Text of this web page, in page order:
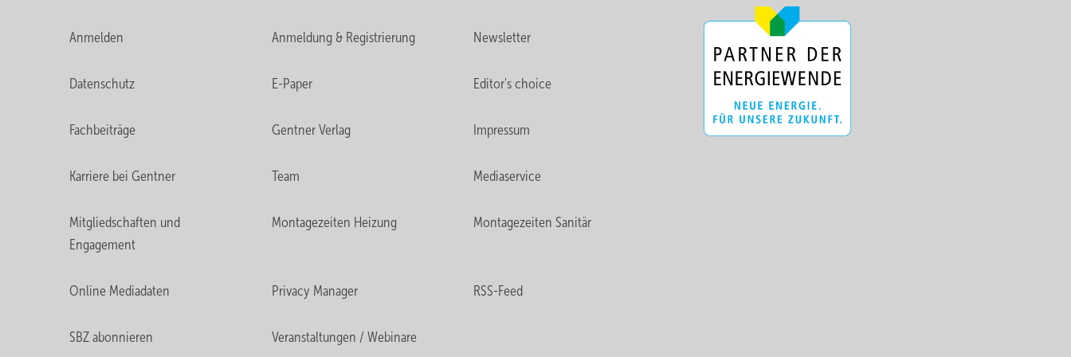
Anmelden Anmeldung & Registrierung Newsletter
Datenschutz E-Paper Editor's choice
Fachbeiträge Gentner Verlag Impressum
Karriere bei Gentner Team Mediaservice
Mitgliedschaften und
Engagement
Montagezeiten Heizung Montagezeiten Sanitär
Online Mediadaten Privacy Manager RSS-Feed
SBZ abonnieren Veranstaltungen / Webinare